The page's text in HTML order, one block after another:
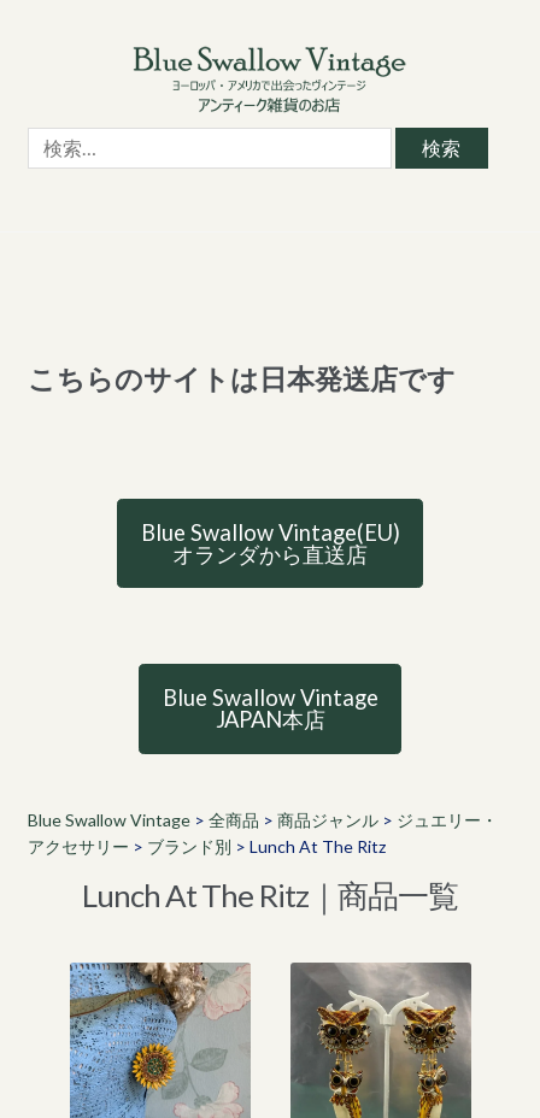
検
索:
こちらのサイトは日本発送店です
Blue Swallow Vintage(EU)
オランダから直送店
Blue Swallow Vintage
JAPAN本店
Blue Swallow Vintage> 全商品 > 商品ジャンル> ジュエリー・
アクセサリー > ブランド別 > Lunch At The Ritz
Lunch At The Ritz｜商品一覧